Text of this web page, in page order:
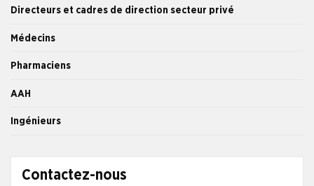
Directeurs et cadres de direction secteur privé
Médecins
Pharmaciens
AAH
Ingénieurs
Contactez-nous